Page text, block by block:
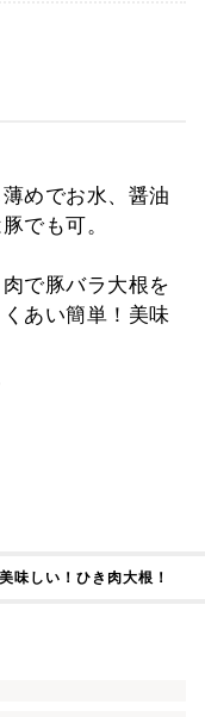
めでお水、醤油
でも可。
で豚バラ大根を
あい簡単！美味
美味しい！ひき肉大根！